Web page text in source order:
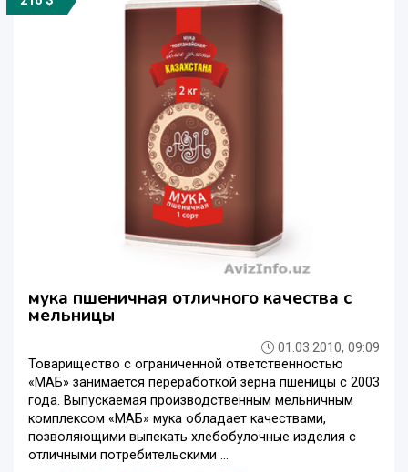
мука пшеничная отличного качества с
мельницы
01.03.2010, 09:09
Товарищество с ограниченной ответственностью
«МАБ» занимается переработкой зерна пшеницы с 2003
года. Выпускаемая производственным мельничным
комплексом «МАБ» мука обладает качествами,
позволяющими выпекать хлебобулочные изделия с
отличными потребительскими ...